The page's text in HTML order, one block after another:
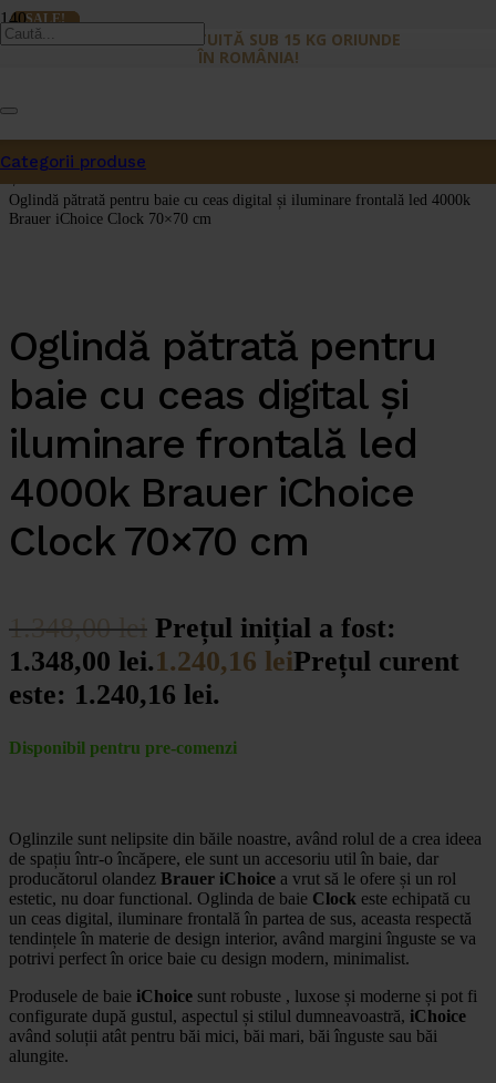
LIVRARE GRATUITĂ SUB 15 KG ORIUNDE
ÎN ROMÂNIA!
Categorii produse
/
Oglinzi Baie
/
Oglindă pătrată pentru baie cu ceas digital și iluminare frontală led 4000k
Brauer iChoice Clock 70×70 cm
Oglindă pătrată pentru
baie cu ceas digital și
iluminare frontală led
4000k Brauer iChoice
Clock 70×70 cm
1.348,00lei Prețul inițial a fost:
1.348,00 lei.1.240,16 leiPrețul curent
este: 1.240,16 lei.
Disponibil pentru pre-comenzi
Oglinzile sunt nelipsite din băile noastre, având rolul de a crea ideea
de spațiu într-o încăpere, ele sunt un accesoriu util în baie, dar
producătorul olandez Brauer iChoice a vrut să le ofere și un rol
estetic, nu doar functional. Oglinda de baie Clock este echipată cu
un ceas digital, iluminare frontală în partea de sus, aceasta respectă
tendințele în materie de design interior, având margini înguste se va
potrivi perfect în orice baie cu design modern, minimalist.
Produsele de baie iChoice sunt robuste , luxose și moderne și pot fi
configurate după gustul, aspectul și stilul dumneavoastră, iChoice
având soluții atât pentru băi mici, băi mari, băi înguste sau băi
alungite.
SALE!
SALE!
SALE!